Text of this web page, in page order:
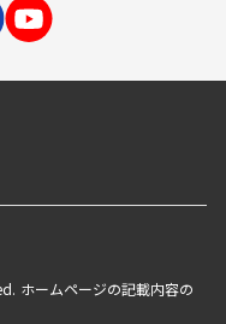
ホームページの記載内容の